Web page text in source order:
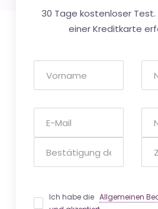
30 Tage kostenloser
einer Kreditkarte
Ich habe dieAllgemeinen